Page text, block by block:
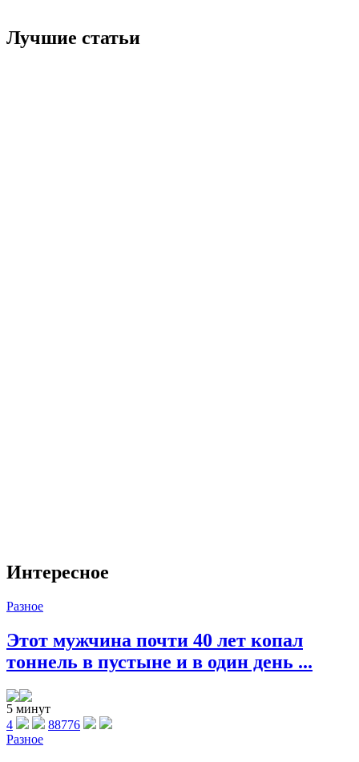
Лучшие статьи
Интересное
Разное
Этот мужчина почти 40 лет копал
тоннель в пустыне и в один день ...
5 минут
4
88776
Разное